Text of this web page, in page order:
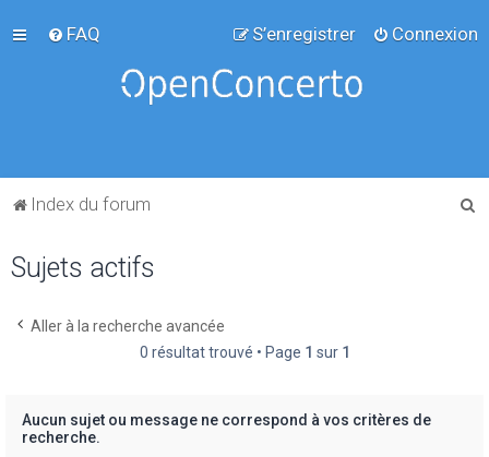
FAQ Connexion
S’enregistrer
Index du forum
Sujets actifs
Aller à la recherche avancée
0 résultat trouvé • Page 1 sur 1
Aucun sujet ou message ne correspond à vos critères de
recherche.